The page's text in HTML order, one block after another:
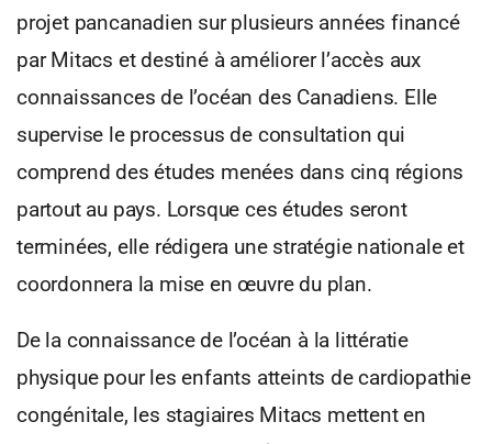
projet pancanadien sur plusieurs années financé
par Mitacs et destiné à améliorer l’accès aux
connaissances de l’océan des Canadiens. Elle
supervise le processus de consultation qui
comprend des études menées dans cinq régions
partout au pays. Lorsque ces études seront
terminées, elle rédigera une stratégie nationale et
coordonnera la mise en œuvre du plan.
De la connaissance de l’océan à la littératie
physique pour les enfants atteints de cardiopathie
congénitale, les stagiaires Mitacs mettent en